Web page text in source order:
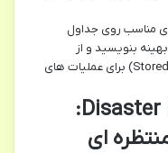
مناسب روی جداول
بنویسید و از
храниه های موقت (Stored Procedures) برای عملیات های
بکاپ گیری و Disaster Recovery:
ای